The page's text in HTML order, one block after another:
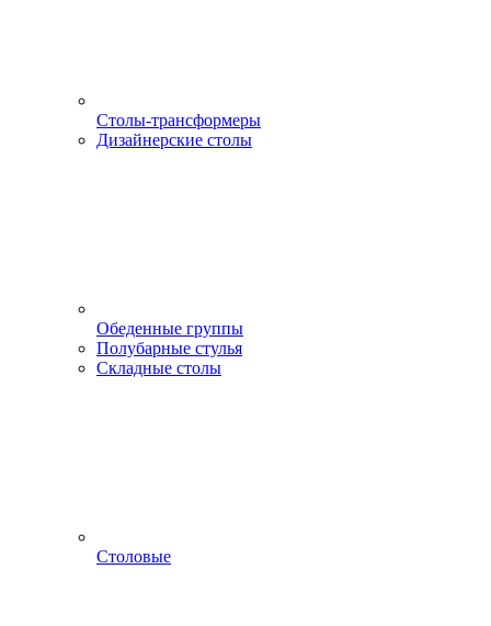
Столы-трансформеры
Дизайнерские столы
Обеденные группы
Полубарные стулья
Складные столы
Столовые